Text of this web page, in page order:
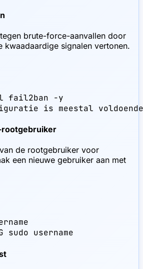
brute-force-aanvallen door
kwaadaardige signalen vertonen.
fail2ban -y
is meestal voldoende
rootgebruiker
de rootgebruiker voor
een nieuwe gebruiker aan met
sudo username